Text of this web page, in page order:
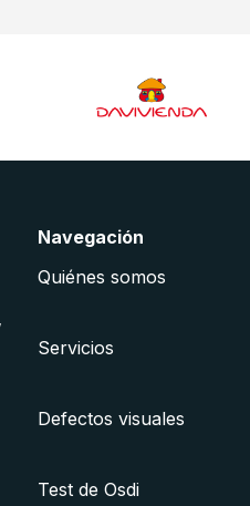
Navegación
Quiénes somos
Servicios
Defectos visuales
Test de Osdi